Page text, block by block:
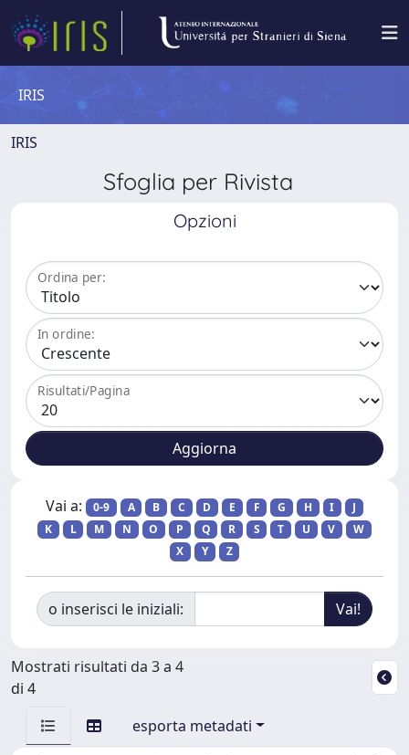
IRIS
IRIS
Sfoglia per Rivista
Opzioni
Ordina per:
In ordine:
Risultati/Pagina
Vai a: 0-9 A B C D E F G H I
J
K
L M N O P Q R S T U V
W
X
Y Z
o inserisci le iniziali:
Mostrati risultati da 3 a 4
di 4
esporta metadati